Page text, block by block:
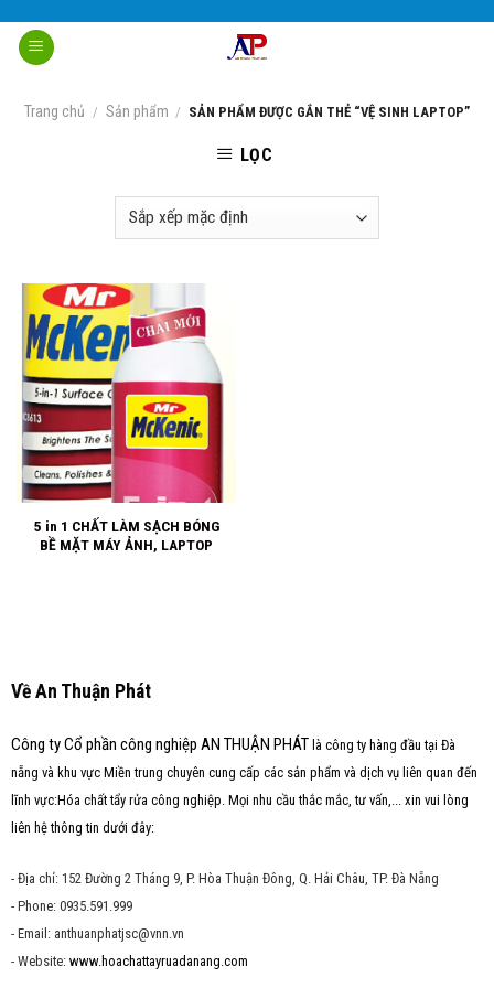
content
Trang chủ / Sản phẩm / SẢN PHẨM ĐƯỢC GẮN THẺ “VỆ SINH LAPTOP”
LỌC
5 in 1 CHẤT LÀM SẠCH BÓNG
BỀ MẶT MÁY ẢNH, LAPTOP
Về An Thuận Phát
Công ty Cổ phần công nghiệp AN THUẬN PHÁT là công ty hàng đầu tại Đà
nẵng và khu vực Miền trung chuyên cung cấp các sản phẩm và dịch vụ liên quan đến
lĩnh vực:Hóa chất tẩy rửa công nghiệp. Mọi nhu cầu thắc mắc, tư vấn,... xin vui lòng
liên hệ thông tin dưới đây:
- Địa chỉ: 152 Đường 2 Tháng 9, P. Hòa Thuận Đông, Q. Hải Châu, TP. Đà Nẵng
- Phone: 0935.591.999
- Email: anthuanphatjsc@vnn.vn
- Website: www.hoachattayruadanang.com